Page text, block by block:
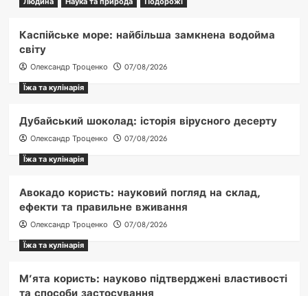
Каспійське море: найбільша замкнена водойма
світу
Олександр Троценко
07/08/2026
Їжа та кулінарія
Дубайський шоколад: історія вірусного десерту
Олександр Троценко
07/08/2026
Їжа та кулінарія
Авокадо користь: науковий погляд на склад,
ефекти та правильне вживання
Олександр Троценко
07/08/2026
Їжа та кулінарія
М’ята користь: науково підтверджені властивості